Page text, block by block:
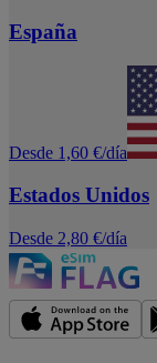
España
Desde 1,60 €/día
Estados Unidos
Desde 2,80 €/día